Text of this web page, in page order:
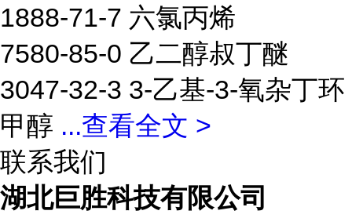
1888-71-7 六氯丙烯
7580-85-0 乙二醇叔丁醚
3047-32-3 3-乙基-3-氧杂丁环
甲醇 ...查看全文 >
联系我们
湖北巨胜科技有限公司